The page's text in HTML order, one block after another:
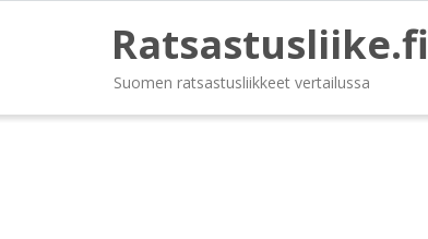
Ratsastusliike.fi
Suomen ratsastusliikkeet vertailussa